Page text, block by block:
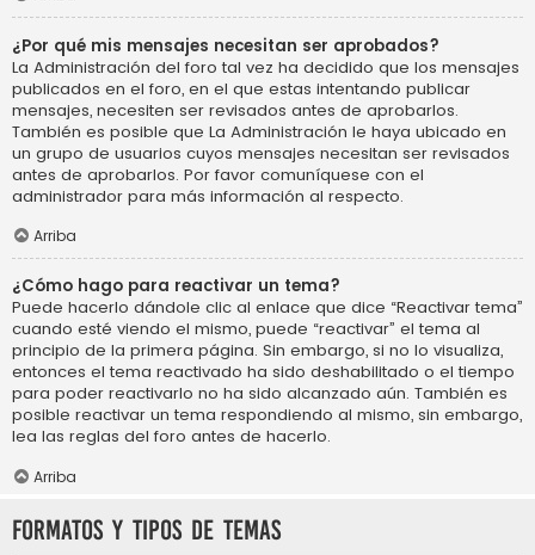
¿Por qué mis mensajes necesitan ser aprobados?
La Administración del foro tal vez ha decidido que los mensajes
publicados en el foro, en el que estas intentando publicar
mensajes, necesiten ser revisados antes de aprobarlos.
También es posible que La Administración le haya ubicado en
un grupo de usuarios cuyos mensajes necesitan ser revisados
antes de aprobarlos. Por favor comuníquese con el
administrador para más información al respecto.
Arriba
¿Cómo hago para reactivar un tema?
Puede hacerlo dándole clic al enlace que dice “Reactivar tema”
cuando esté viendo el mismo, puede “reactivar” el tema al
principio de la primera página. Sin embargo, si no lo visualiza,
entonces el tema reactivado ha sido deshabilitado o el tiempo
para poder reactivarlo no ha sido alcanzado aún. También es
posible reactivar un tema respondiendo al mismo, sin embargo,
lea las reglas del foro antes de hacerlo.
Arriba
Formatos y tipos de temas